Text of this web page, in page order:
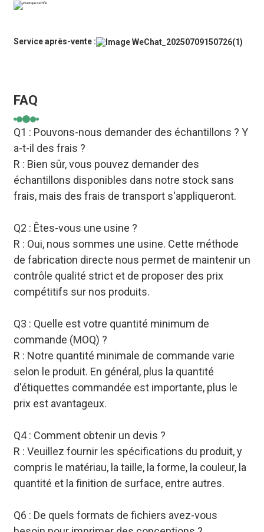
Service après-vente :
FAQ
Q1 : Pouvons-nous demander des échantillons ? Y
a-t-il des frais ?
R : Bien sûr, vous pouvez demander des
échantillons disponibles dans notre stock sans
frais, mais des frais de transport s'appliqueront.
Q2 : Êtes-vous une usine ?
R : Oui, nous sommes une usine. Cette méthode
de fabrication directe nous permet de maintenir un
contrôle qualité strict et de proposer des prix
compétitifs sur nos produits.
Q3 : Quelle est votre quantité minimum de
commande (MOQ) ?
R : Notre quantité minimale de commande varie
selon le produit. En général, plus la quantité
d'étiquettes commandée est importante, plus le
prix est avantageux.
Q4 : Comment obtenir un devis ?
R : Veuillez fournir les spécifications du produit, y
compris le matériau, la taille, la forme, la couleur, la
quantité et la finition de surface, entre autres.
Q6 : De quels formats de fichiers avez-vous